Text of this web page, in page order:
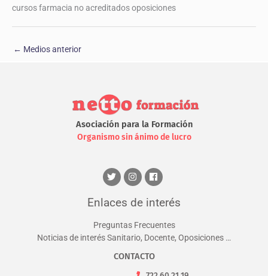
cursos farmacia no acreditados oposiciones
← Medios anterior
Asociación para la Formación
Organismo sin ánimo de lucro
Enlaces de interés
Preguntas Frecuentes
Noticias de interés Sanitario, Docente, Oposiciones …
CONTACTO